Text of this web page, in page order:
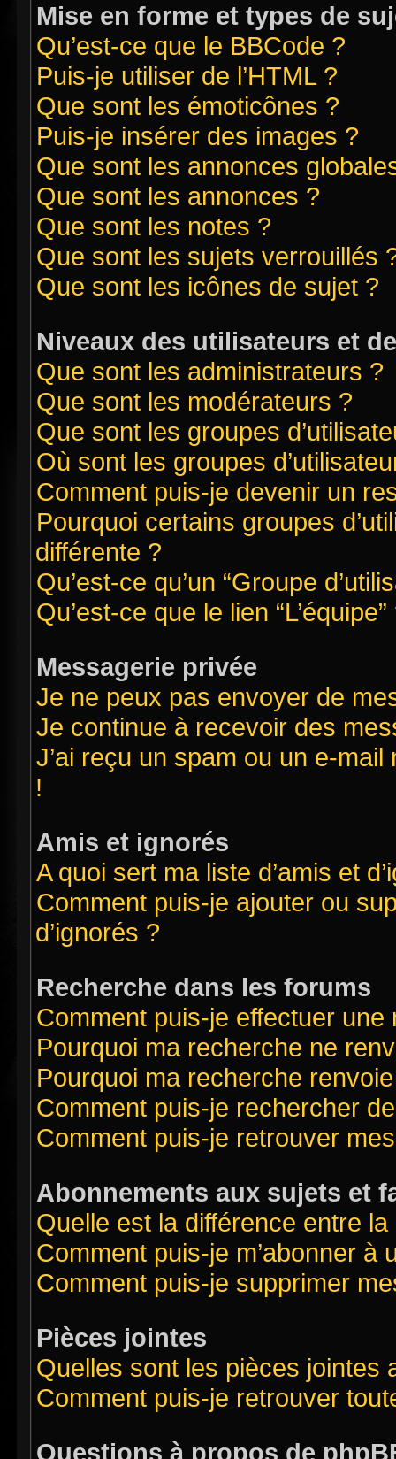
Mise en forme et types de
Qu’est-ce que le BBCode ?
Puis-je utiliser de l’HTML ?
Que sont les émoticônes ?
Puis-je insérer des images ?
Que sont les annonces
Que sont les annonces ?
Que sont les notes ?
Que sont les sujets verrouillés
Que sont les icônes de sujet ?
Niveaux des utilisateurs et
Que sont les administrateurs ?
Que sont les modérateurs ?
Que sont les groupes
Où sont les groupes
Comment puis-je devenir un
Pourquoi certains groupes
différente ?
Qu’est-ce qu’un “Groupe
Qu’est-ce que le lien “L’équipe”
Messagerie privée
Je ne peux pas envoyer de
Je continue à recevoir des
J’ai reçu un spam ou un e-
!
Amis et ignorés
A quoi sert ma liste d’amis et
Comment puis-je ajouter ou
d’ignorés ?
Recherche dans les forums
Comment puis-je effectuer
Pourquoi ma recherche ne
Pourquoi ma recherche
Comment puis-je rechercher
Comment puis-je retrouver
Abonnements aux sujets et
Quelle est la différence entre
Comment puis-je m’abonner
Comment puis-je supprimer
Pièces jointes
Quelles sont les pièces jointes
Comment puis-je retrouver
Questions à propos de